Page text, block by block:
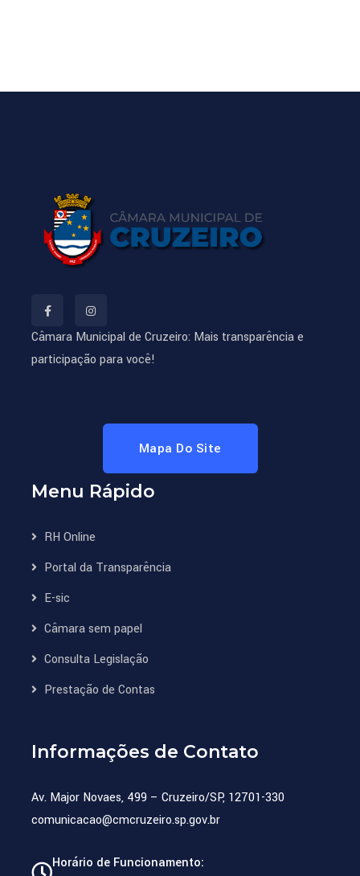
Câmara Municipal de Cruzeiro: Mais transparência e
participação para você!
Mapa Do Site
Menu Rápido
RH Online
Portal da Transparência
E-sic
Câmara sem papel
Consulta Legislação
Prestação de Contas
Informações de Contato
Av. Major Novaes, 499 – Cruzeiro/SP, 12701-330
comunicacao@cmcruzeiro.sp.gov.br
Horário de Funcionamento: